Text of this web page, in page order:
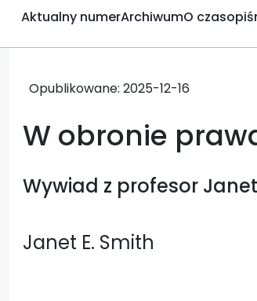
Aktualny numerArchiwumO
Opublikowane: 2025-12-16
W obronie
Wywiad z profesor
Janet E. Smith